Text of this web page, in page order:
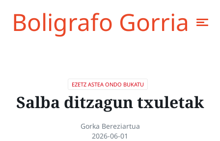
Boligrafo Gorria
EZETZ ASTEA ONDO BUKATU
Salba ditzagun txuletak
Gorka Bereziartua
2026-06-01